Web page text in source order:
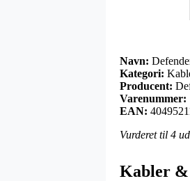
Navn:
Kategori:
Producent:
Varenummer:
EAN:
Vurderet til 4
Kabler &